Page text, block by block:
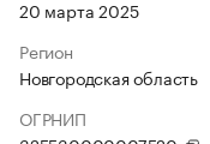
20 марта 2025
Регион
Новгородская область
ОГРНИП